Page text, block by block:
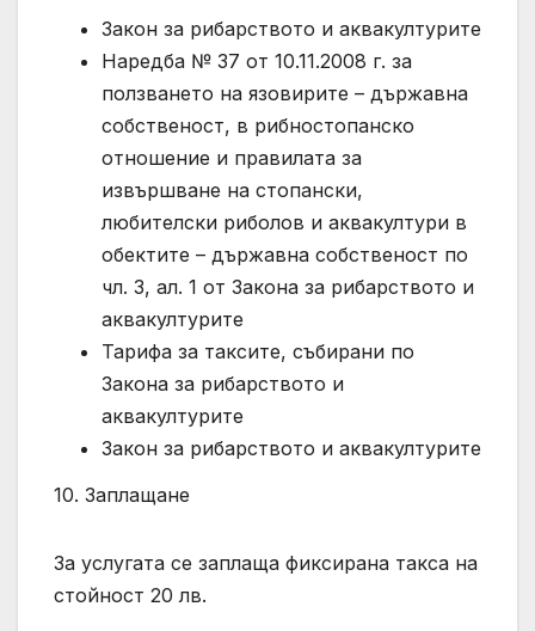
Закон за рибарството и аквакултурите
Наредба № 37 от 10.11.2008 г. за
ползването на язовирите – държавна
собственост, в рибностопанско
отношение и правилата за
извършване на стопански,
любителски риболов и аквакултури в
обектите – държавна собственост по
чл. 3, ал. 1 от Закона за рибарството и
аквакултурите
Тарифа за таксите, събирани по
Закона за рибарството и
аквакултурите
Закон за рибарството и аквакултурите
10. Заплащане
За услугата се заплаща фиксирана такса на
стойност 20 лв.